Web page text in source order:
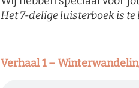
Het 7-delige luisterboek is
Verhaal 1 –